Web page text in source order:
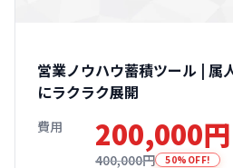
営業ノウハウ蓄積ツール | 属
にラクラク展開
費用 200,000円
400,000円 50%OFF!